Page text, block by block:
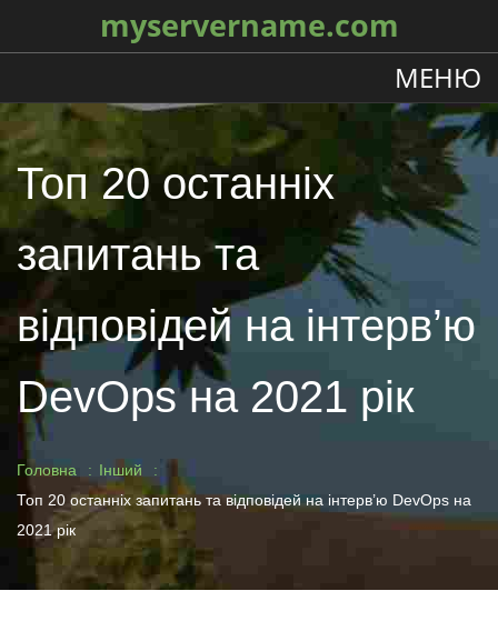
myservername.com
МЕНЮ
Топ 20 останніх
запитань та
відповідей на інтерв’ю
DevOps на 2021 рік
Головна
Інший
Топ 20 останніх запитань та відповідей на інтерв’ю DevOps на
2021 рік